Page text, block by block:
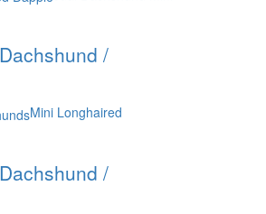
/
Mini Longhaired
/